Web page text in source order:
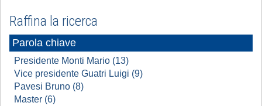
Raffina la ricerca
Parola chiave
Presidente Monti Mario (13)
Vice presidente Guatri Luigi (9)
Pavesi Bruno (8)
Master (6)